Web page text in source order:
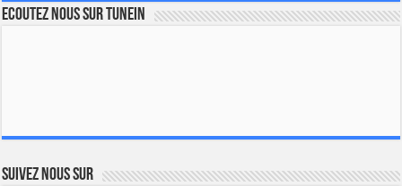
Ecoutez nous sur TuneIn
Suivez nous sur